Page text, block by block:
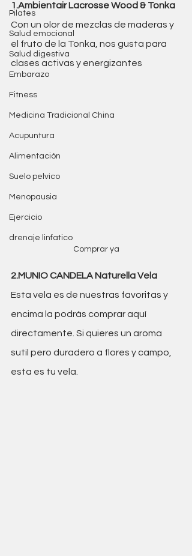
Pilates
Salud emocional
Salud digestiva
Embarazo
Fitness
Medicina Tradicional China
Acupuntura
Alimentación
Suelo pelvico
Menopausia
Ejercicio
drenaje linfatico
1.Ambientair Lacrosse Wood & Tonka
Con un olor de mezclas de maderas y
el fruto de la Tonka, nos gusta para
clases activas y energizantes
Comprar ya
2.MUNIO CANDELA Naturella Vela
Esta vela es de nuestras favoritas y
encima la podrás comprar aquí
directamente. Si quieres un aroma
sutil pero duradero a flores y campo,
esta es tu vela.